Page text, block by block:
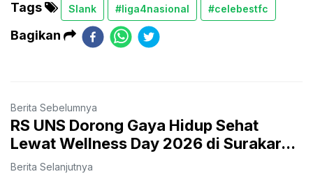
Tags Slank #liga4nasional #celebestfc
Bagikan
Berita Sebelumnya
RS UNS Dorong Gaya Hidup Sehat
Lewat Wellness Day 2026 di Surakar...
Berita Selanjutnya